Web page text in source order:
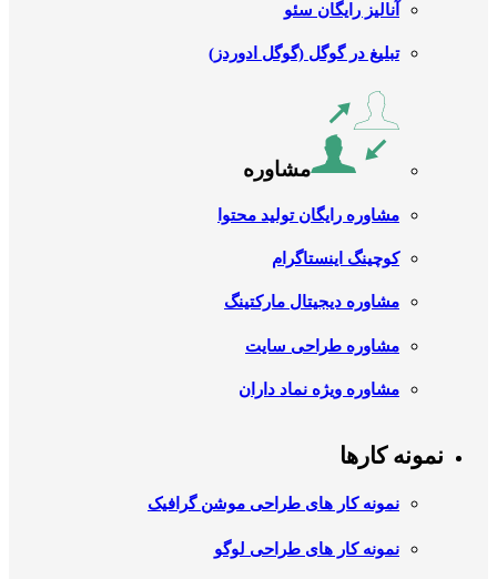
آنالیز رایگان سئو
تبلیغ در گوگل (گوگل ادوردز)
مشاوره
مشاوره رایگان تولید محتوا
کوچینگ اینستاگرام
مشاوره دیجیتال مارکتینگ
مشاوره طراحی سایت
مشاوره ویژه نماد داران
نمونه کارها
نمونه کار های طراحی موشن گرافیک
نمونه کار های طراحی لوگو